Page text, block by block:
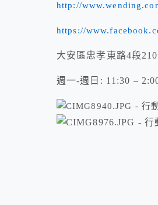
http://
https://
大安區忠孝東路4段
週一-週日: 11:30 –